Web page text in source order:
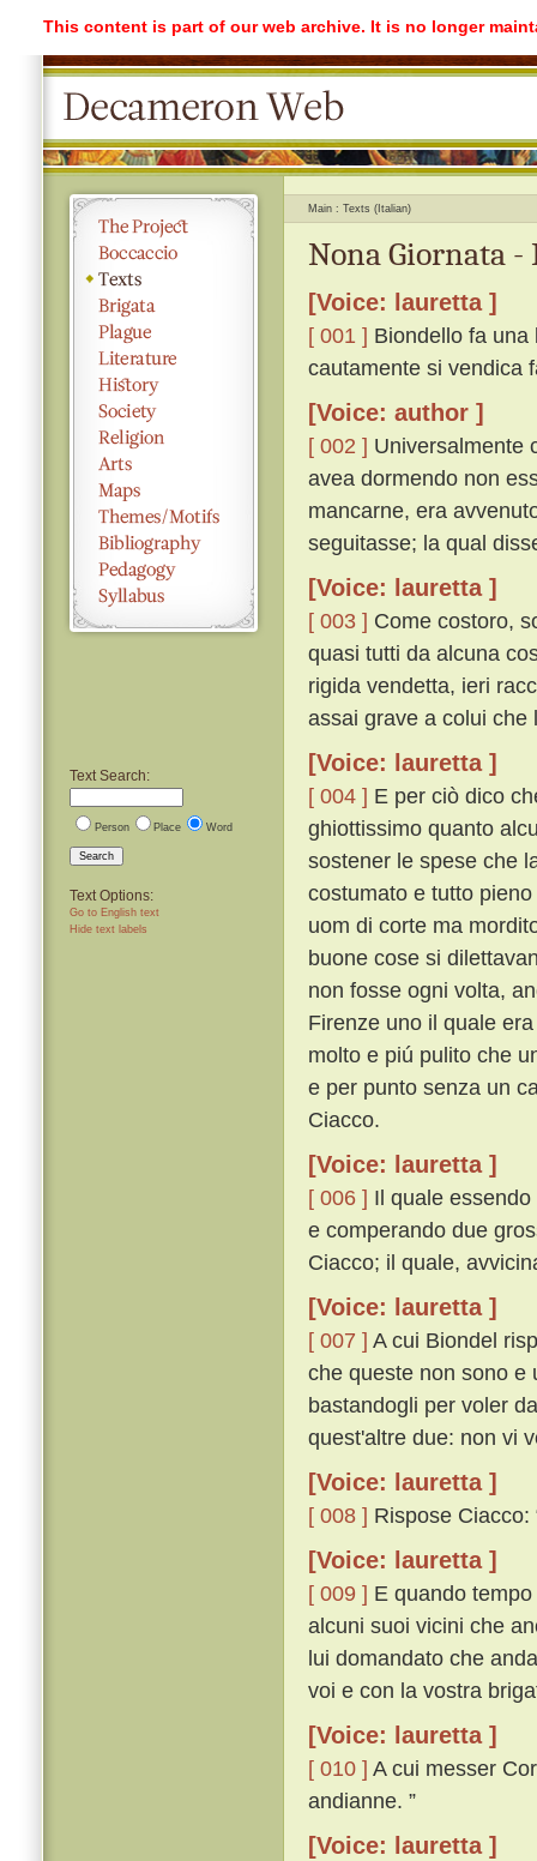
This content is part of our web archive. It is no longer
Text Search:
Person Place Word
Search
Text Options:
Go to English text
Hide text labels
Main Texts (Italian)
Nona Giornata -
[Voice: lauretta ]
[ 001 ] Biondello fa
cautamente si vendica
[Voice: author ]
[ 002 ] Universalmente
avea dormendo non
mancarne, era
seguitasse; la qual
[Voice: lauretta ]
[ 003 ] Come costoro,
quasi tutti da alcuna
rigida vendetta, ieri
assai grave a colui che
[Voice: lauretta ]
[ 004 ] E per ciò dico
ghiottissimo quanto
sostener le spese che
costumato e tutto
uom di corte ma
buone cose si
non fosse ogni volta,
Firenze uno il quale
molto e piú pulito che
e per punto senza un
Ciacco.
[Voice: lauretta ]
[ 006 ] Il quale
e comperando due
Ciacco; il quale,
[Voice: lauretta ]
[ 007 ] A cui Biondel
che queste non sono e
bastandogli per voler
quest'altre due: non vi
[Voice: lauretta ]
[ 008 ] Rispose Ciacco:
[Voice: lauretta ]
[ 009 ] E quando
alcuni suoi vicini che
lui domandato che
voi e con la vostra
[Voice: lauretta ]
[ 010 ] A cui messer
andianne. ”
[Voice: lauretta ]